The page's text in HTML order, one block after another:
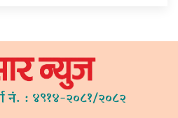
नं. : ४९१४-२०८१/२०८२